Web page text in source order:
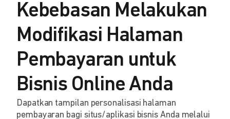
Kebebasan Melakukan
Modifikasi Halaman
Pembayaran untuk
Bisnis Online Anda
Dapatkan tampilan personalisasi halaman
pembayaran bagi situs/aplikasi bisnis Anda melalui